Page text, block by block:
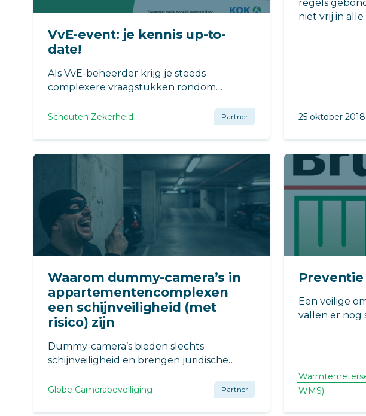
VvE-event: je kennis up-to-
date!
Als VvE-beheerder krijg je steeds
complexere vraagstukken rondom
afwikkeling. Tijdens het VvE-event op 20
juni leer je hoe je preventie en herbouw
optimaal kunt aanpakken en schade
efficiënt en duurzaam kunt afwikkelen.
Schouten Zekerheid Partner
regels
niet vrij in
25 oktober 2018
Waarom dummy-camera’s in
appartementencomplexen
een schijnveiligheid (met
risico) zijn
Dummy-camera’s bieden slechts
schijnveiligheid en brengen juridische
professionals niet af en u staat bij
incidenten met lege handen. Kies binnen
Globe Camerabeveiliging Partner
Preventie
Een veilige
vallen er nog
veiligheid en
WMS)